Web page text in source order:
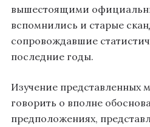
вышестоящими
вспомнились и старые
сопровождавшие
последние годы.
Изучение представленных
говорить о вполне
предположениях,